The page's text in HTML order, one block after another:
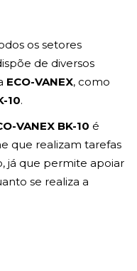
os setores
de diversos
ECO-VANEX, como
10.
VANEX BK-10 é
que realizam tarefas
já que permite apoiar
se realiza a